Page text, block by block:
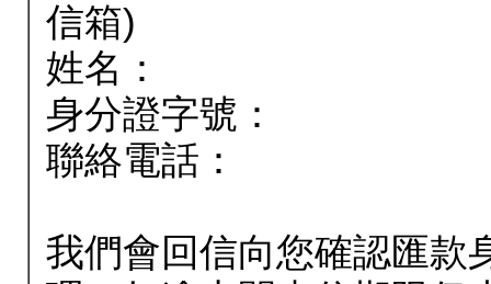
信箱)
姓名：
身分證字號：
聯絡電話：
我們會回信向您確認匯款